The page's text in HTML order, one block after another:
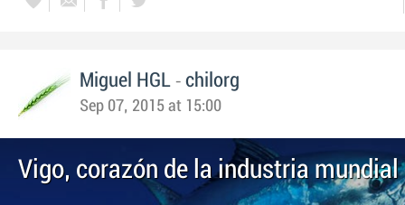
Miguel HGL - chilorg
Sep 07, 2015 at 15:00
Vigo, corazón de la industria mundial